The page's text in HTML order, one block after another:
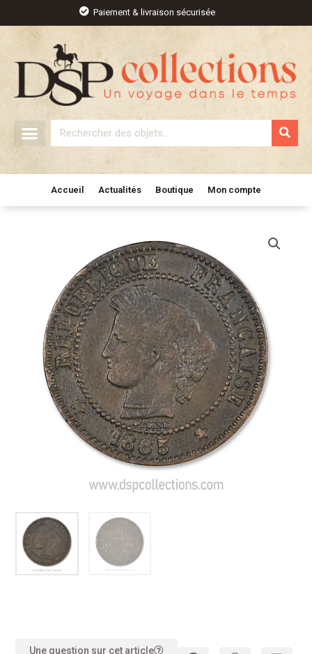
contenu
Paiement & livraison sécurisée
Rechercher
Accueil Actualités Boutique Mon compte
Une question sur cet article